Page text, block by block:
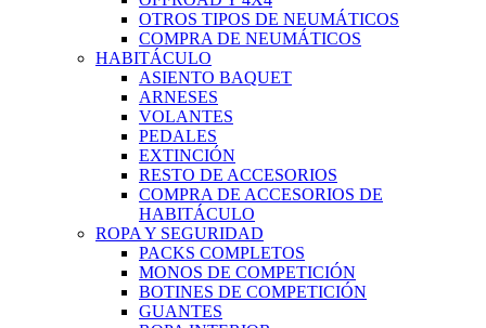
OTROS TIPOS DE NEUMÁTICOS
COMPRA DE NEUMÁTICOS
HABITÁCULO
ASIENTO BAQUET
ARNESES
VOLANTES
PEDALES
EXTINCIÓN
RESTO DE ACCESORIOS
COMPRA DE ACCESORIOS DE
HABITÁCULO
ROPA Y SEGURIDAD
PACKS COMPLETOS
MONOS DE COMPETICIÓN
BOTINES DE COMPETICIÓN
GUANTES